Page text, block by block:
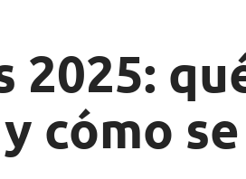
2025:
cómo